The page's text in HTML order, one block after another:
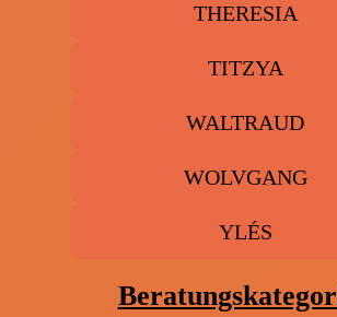
THERESIA
TITZYA
WALTRAUD
WOLVGANG
YLÉS